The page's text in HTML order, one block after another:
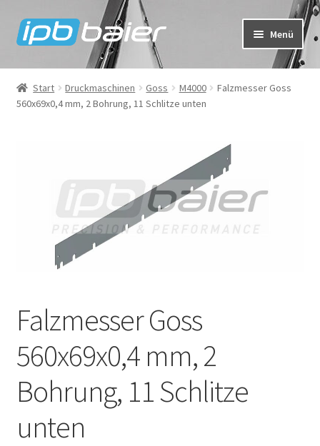
Zur
Navigation
Zum
Inhalt
Menü
Mein Konto
Warenkorb
IPB Baier Onlineshop
Start Druckmaschinen Goss M4000
Falzmesser Goss
560x69x0,4 mm, 2 Bohrung, 11 Schlitze unten
Falzmesser Goss
560x69x0,4 mm, 2
Bohrung, 11 Schlitze
unten